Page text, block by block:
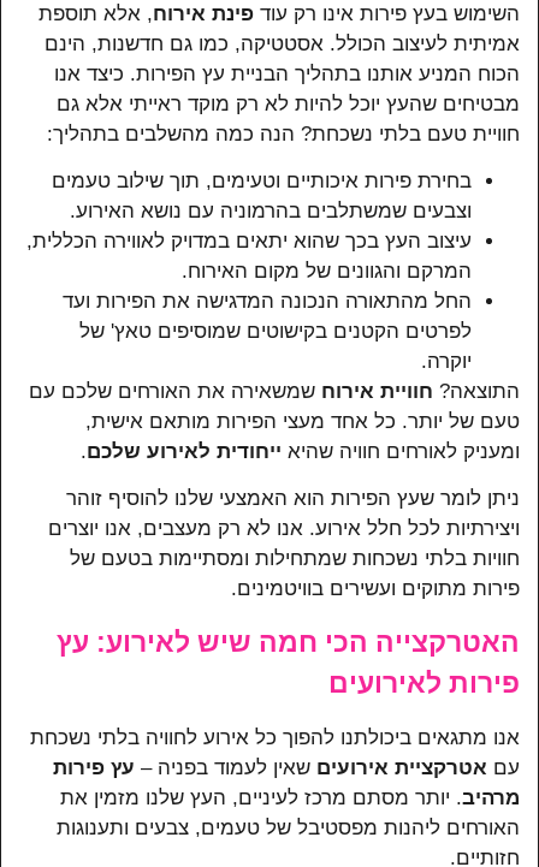
השימוש בעץ פירות אינו רק עוד פינת אירוח, אלא תוספת
אמיתית לעיצוב הכולל. אסטטיקה, כמו גם חדשנות, הינם
הכוח המניע אותנו בתהליך הבניית עץ הפירות. כיצד אנו
מבטיחים שהעץ יוכל להיות לא רק מוקד ראייתי אלא גם
חוויית טעם בלתי נשכחת? הנה כמה מהשלבים בתהליך:
בחירת פירות איכותיים וטעימים, תוך שילוב טעמים
וצבעים שמשתלבים בהרמוניה עם נושא האירוע.
עיצוב העץ בכך שהוא יתאים במדויק לאווירה הכללית,
המרקם והגוונים של מקום האירוח.
החל מהתאורה הנכונה המדגישה את הפירות ועד
לפרטים הקטנים בקישוטים שמוסיפים טאץ' של
יוקרה.
התוצאה? חוויית אירוח שמשאירה את האורחים שלכם עם
טעם של יותר. כל אחד מעצי הפירות מותאם אישית,
ומעניק לאורחים חוויה שהיא ייחודית לאירוע שלכם.
ניתן לומר שעץ הפירות הוא האמצעי שלנו להוסיף זוהר
ויצירתיות לכל חלל אירוע. אנו לא רק מעצבים, אנו יוצרים
חוויות בלתי נשכחות שמתחילות ומסתיימות בטעם של
פירות מתוקים ועשירים בוויטמינים.
האטרקצייה הכי חמה שיש לאירוע: עץ
פירות לאירועים
אנו מתגאים ביכולתנו להפוך כל אירוע לחוויה בלתי נשכחת
עם אטרקציית אירועים שאין לעמוד בפניה – עץ פירות
מרהיב. יותר מסתם מרכז לעיניים, העץ שלנו מזמין את
האורחים ליהנות מפסטיבל של טעמים, צבעים ותענוגות
חזותיים.